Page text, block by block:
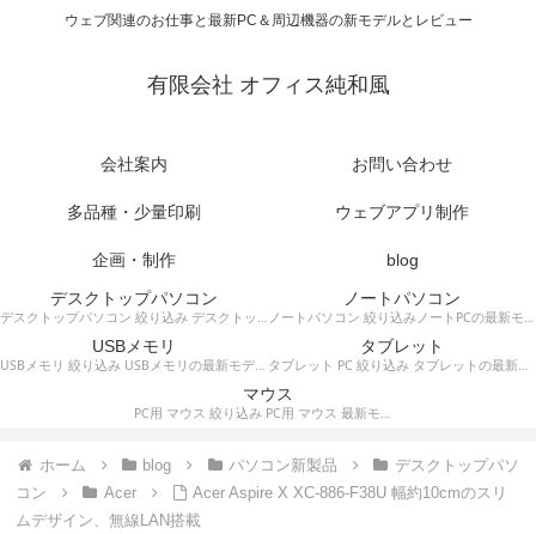
ウェブ関連のお仕事と最新PC＆周辺機器の新モデルとレビュー
有限会社 オフィス純和風
会社案内 お問い合わせ
多品種・少量印刷 ウェブアプリ制作
企画・制作
blog
デスクトップパソコン
デスクトップパソコン 絞り込み デスクトップPCの最新モデルやスペック・仕様に関する情報。
ノートパソコン
ノートパソコン 絞り込みノートPCの最新モデルやスペック・仕様に関する情報。
USBメモリ
USBメモリ 絞り込み USBメモリの最新モデルやスペック・仕様に関する情報。
タブレット
タブレット PC 絞り込み タブレットの最新モデルやスペック・仕様に関する情報。
マウス
PC用 マウス 絞り込み PC用 マウス 最新モデルやスペック・仕様に関する情報。ワイヤレスマウス、有線マウス、接続タイプなど。
ホーム blog パソコン新製品
デスクトップパソ
コン
Acer
Acer Aspire X XC-886-F38U 幅約10cmのスリ
ムデザイン、無線LAN搭載